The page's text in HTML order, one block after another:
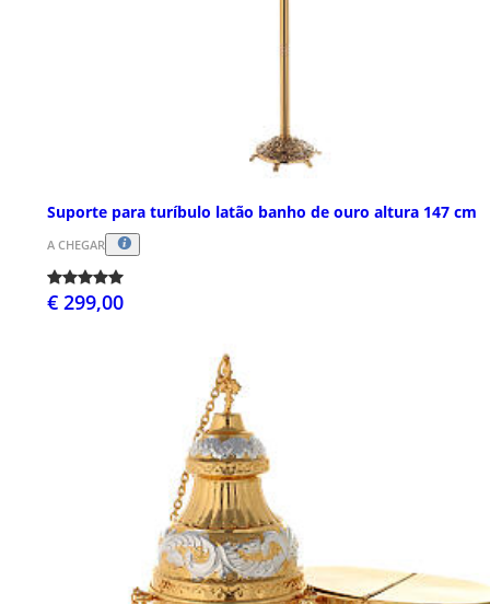
Suporte para turíbulo latão banho de ouro altura 147 cm
A CHEGAR
€ 299,00